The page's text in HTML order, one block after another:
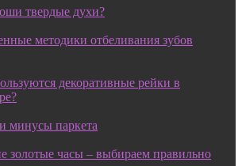
твердые духи?
методики отбеливания зубов
декоративные рейки в
минусы паркета
золотые часы – выбираем правильно